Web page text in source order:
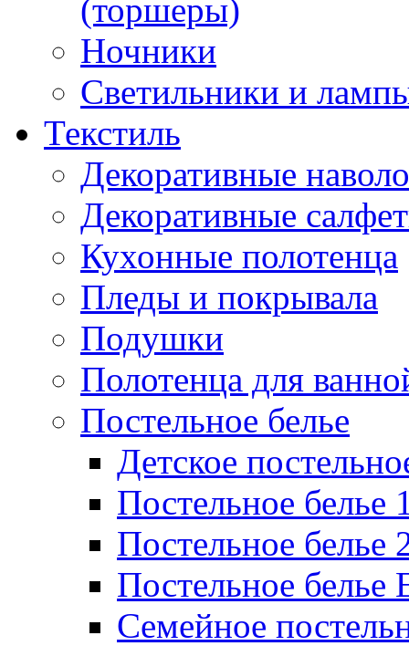
(торшеры)
Ночники
Светильники и
Текстиль
Декоративные
Декоративные
Кухонные полотенца
Пледы и покрывала
Подушки
Полотенца для
Постельное белье
Детское
Постельное белье
Постельное белье
Постельное белье
Семейное